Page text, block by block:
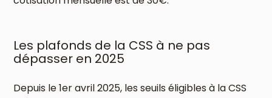
Les plafonds de la CSS à ne pas
dépasser en 2025
Depuis le 1er avril 2025, les seuils éligibles à la CSS